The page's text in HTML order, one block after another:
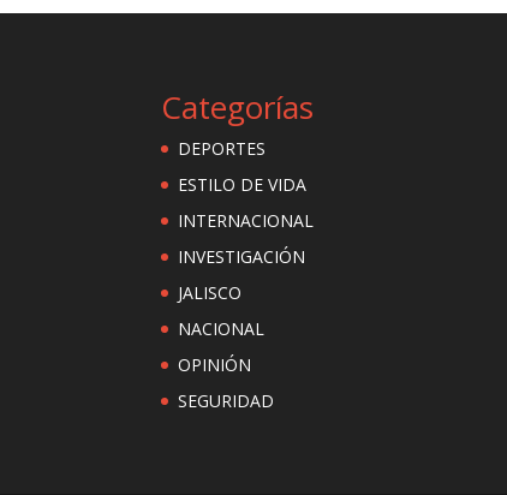
Categorías
DEPORTES
ESTILO DE VIDA
INTERNACIONAL
INVESTIGACIÓN
JALISCO
NACIONAL
OPINIÓN
SEGURIDAD